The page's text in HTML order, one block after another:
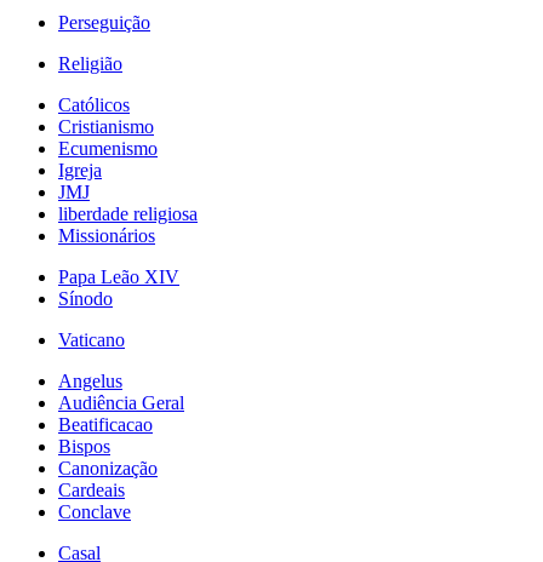
Perseguição
Religião
Católicos
Cristianismo
Ecumenismo
Igreja
JMJ
liberdade religiosa
Missionários
Papa Leão XIV
Sínodo
Vaticano
Angelus
Audiência Geral
Beatificacao
Bispos
Canonização
Cardeais
Conclave
Casal